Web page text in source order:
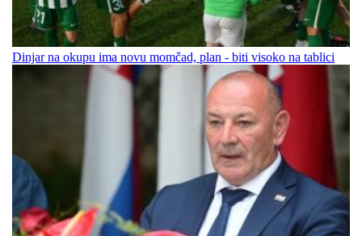
Dinjar na okupu ima novu momčad, plan - biti visoko na tablici